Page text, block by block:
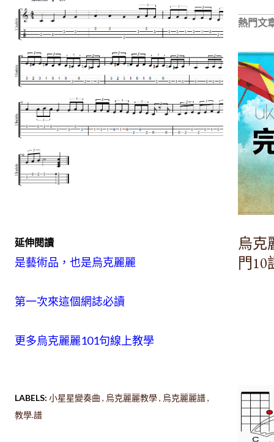
延伸閱讀
是藝術品，也是烏克麗麗
第一次來這個網誌必讀
更多烏克麗麗101句線上教學
LABELS: 小星星變奏曲 烏克麗麗教學
烏克麗麗譜
教學.譜
熱門文
烏克
門10